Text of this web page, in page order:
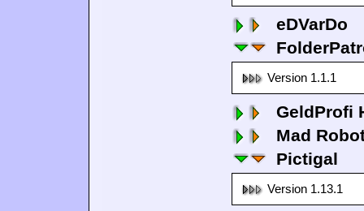
eDVarDo
Version 1.1.1
GeldProfi
Mad
Pictigal
Version 1.13.1